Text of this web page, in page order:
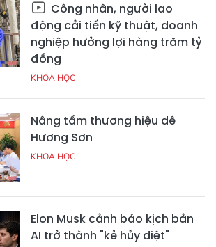
Công nhân, người lao
động cải tiến kỹ thuật, doanh
nghiệp hưởng lợi hàng trăm tỷ
đồng
KHOA HỌC
Nâng tầm thương hiệu dê
Hương Sơn
KHOA HỌC
Elon Musk cảnh báo kịch bản
AI trở thành "kẻ hủy diệt"